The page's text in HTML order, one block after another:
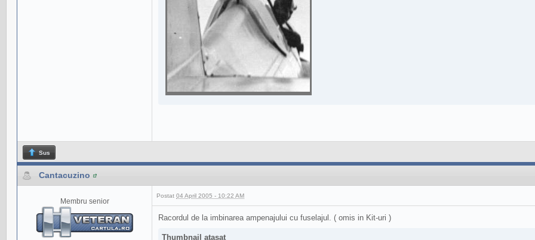
Sus
Cantacuzino
Membru senior
Postat 04 April 2005 - 10:22 AM
Racordul de la imbinarea ampenajului cu fuselajul. ( omis in Kit-uri )
Thumbnail atasat